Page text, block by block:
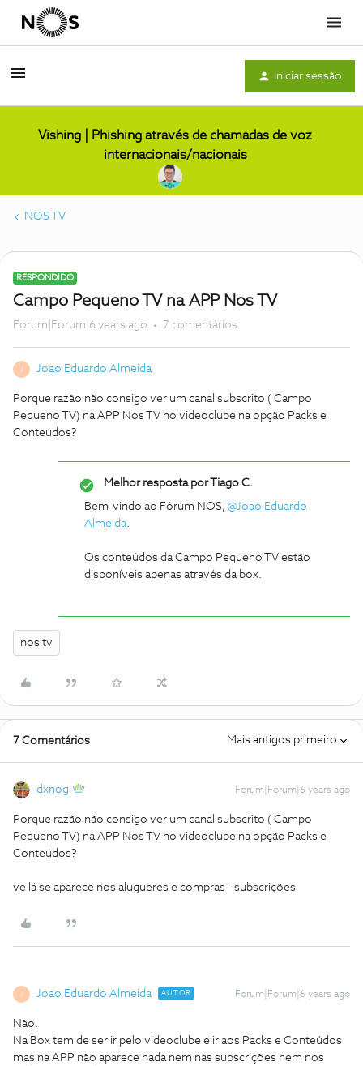
Menu
Iniciar sessão
Vishing | Phishing através de chamadas de voz
internacionais/nacionais
NOS TV
RESPONDIDO
Campo Pequeno TV na APP Nos TV
Forum|Forum|6 years ago 7 comentários
Joao Eduardo Almeida
Porque razão não consigo ver um canal subscrito ( Campo
Pequeno TV) na APP Nos TV no videoclube na opção Packs e
Conteúdos?
Melhor resposta porTiago C.
Bem-vindo ao Fórum NOS, @Joao Eduardo
Almeida.
Os conteúdos da Campo Pequeno TV estão
disponíveis apenas através da box.
nos tv
7 Comentários Mais antigos primeiro
dxnog Forum|Forum|6 years ago
Porque razão não consigo ver um canal subscrito ( Campo
Pequeno TV) na APP Nos TV no videoclube na opção Packs e
Conteúdos?
ve lá se aparece nos alugueres e compras - subscrições
Joao Eduardo Almeida AUTOR Forum|Forum|6 years ago
Não.
Na Box tem de ser ir pelo videoclube e ir aos Packs e Conteúdos
mas na APP não aparece nada nem nas subscrições nem nos